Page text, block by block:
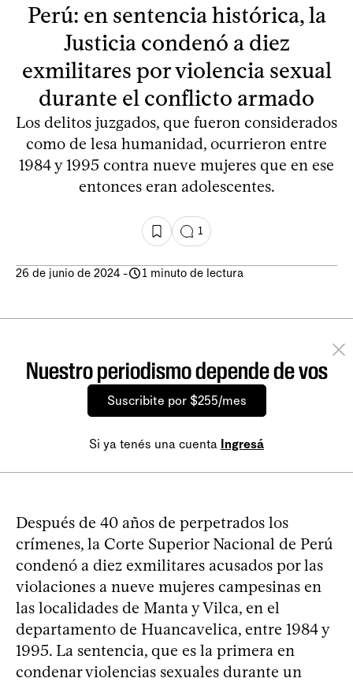
Perú: en sentencia histórica, la
Justicia condenó a diez
exmilitares por violencia sexual
durante el conflicto armado
Los delitos juzgados, que fueron considerados
como de lesa humanidad, ocurrieron entre
1984 y 1995 contra nueve mujeres que en ese
entonces eran adolescentes.
1
26 de junio de 2024 - 1 minuto de lectura
Nuestro periodismo depende de vos
Suscribite por $255/mes
Si ya tenés una cuenta Ingresá
Después de 40 años de perpetrados los
crímenes, la Corte Superior Nacional de Perú
condenó a diez exmilitares acusados por las
violaciones a nueve mujeres campesinas en
las localidades de Manta y Vilca, en el
departamento de Huancavelica, entre 1984 y
1995. La sentencia, que es la primera en
condenar violencias sexuales durante un